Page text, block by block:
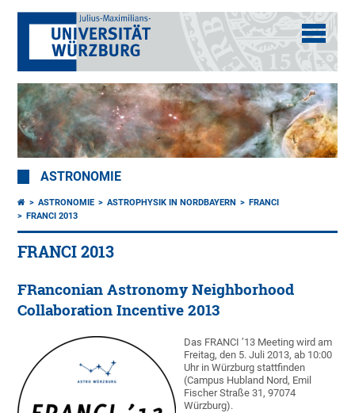
ASTRONOMIE
ASTRONOMIE ASTROPHYSIK IN NORDBAYERN
FRANCI
FRANCI 2013
FRANCI 2013
FRanconian Astronomy Neighborhood
Collaboration Incentive 2013
Das FRANCI ’13 Meeting wird am
Freitag, den 5. Juli 2013, ab 10:00
Uhr in Würzburg stattfinden
(Campus Hubland Nord, Emil
Fischer Straße 31, 97074
Würzburg).